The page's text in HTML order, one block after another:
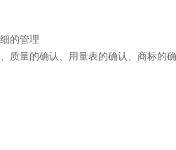
的管理
质量的确认、用量表的确认、商标的